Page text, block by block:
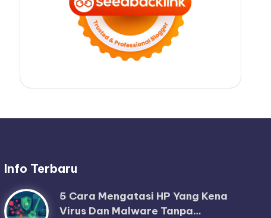
Info Terbaru
5 Cara Mengatasi HP Yang Kena
Virus Dan Malware Tanpa…